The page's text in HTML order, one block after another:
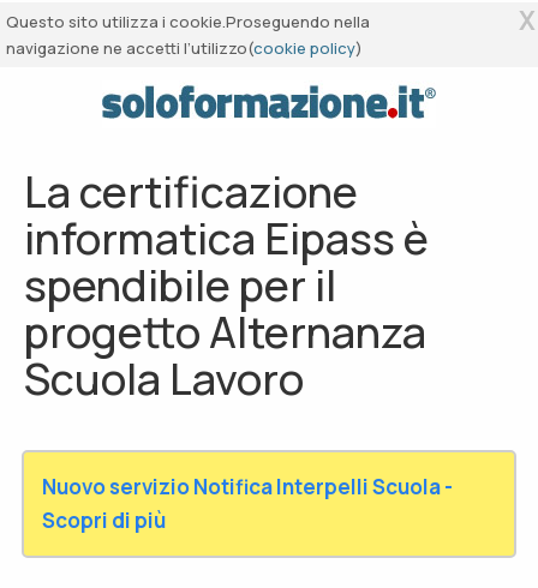
Questo sito utilizza i cookie.Proseguendo nella
navigazione ne accetti l’utilizzo(cookie policy)
X
La certificazione
informatica Eipass è
spendibile per il
progetto Alternanza
Scuola Lavoro
Nuovo servizio Notifica Interpelli Scuola -
Scopri di più